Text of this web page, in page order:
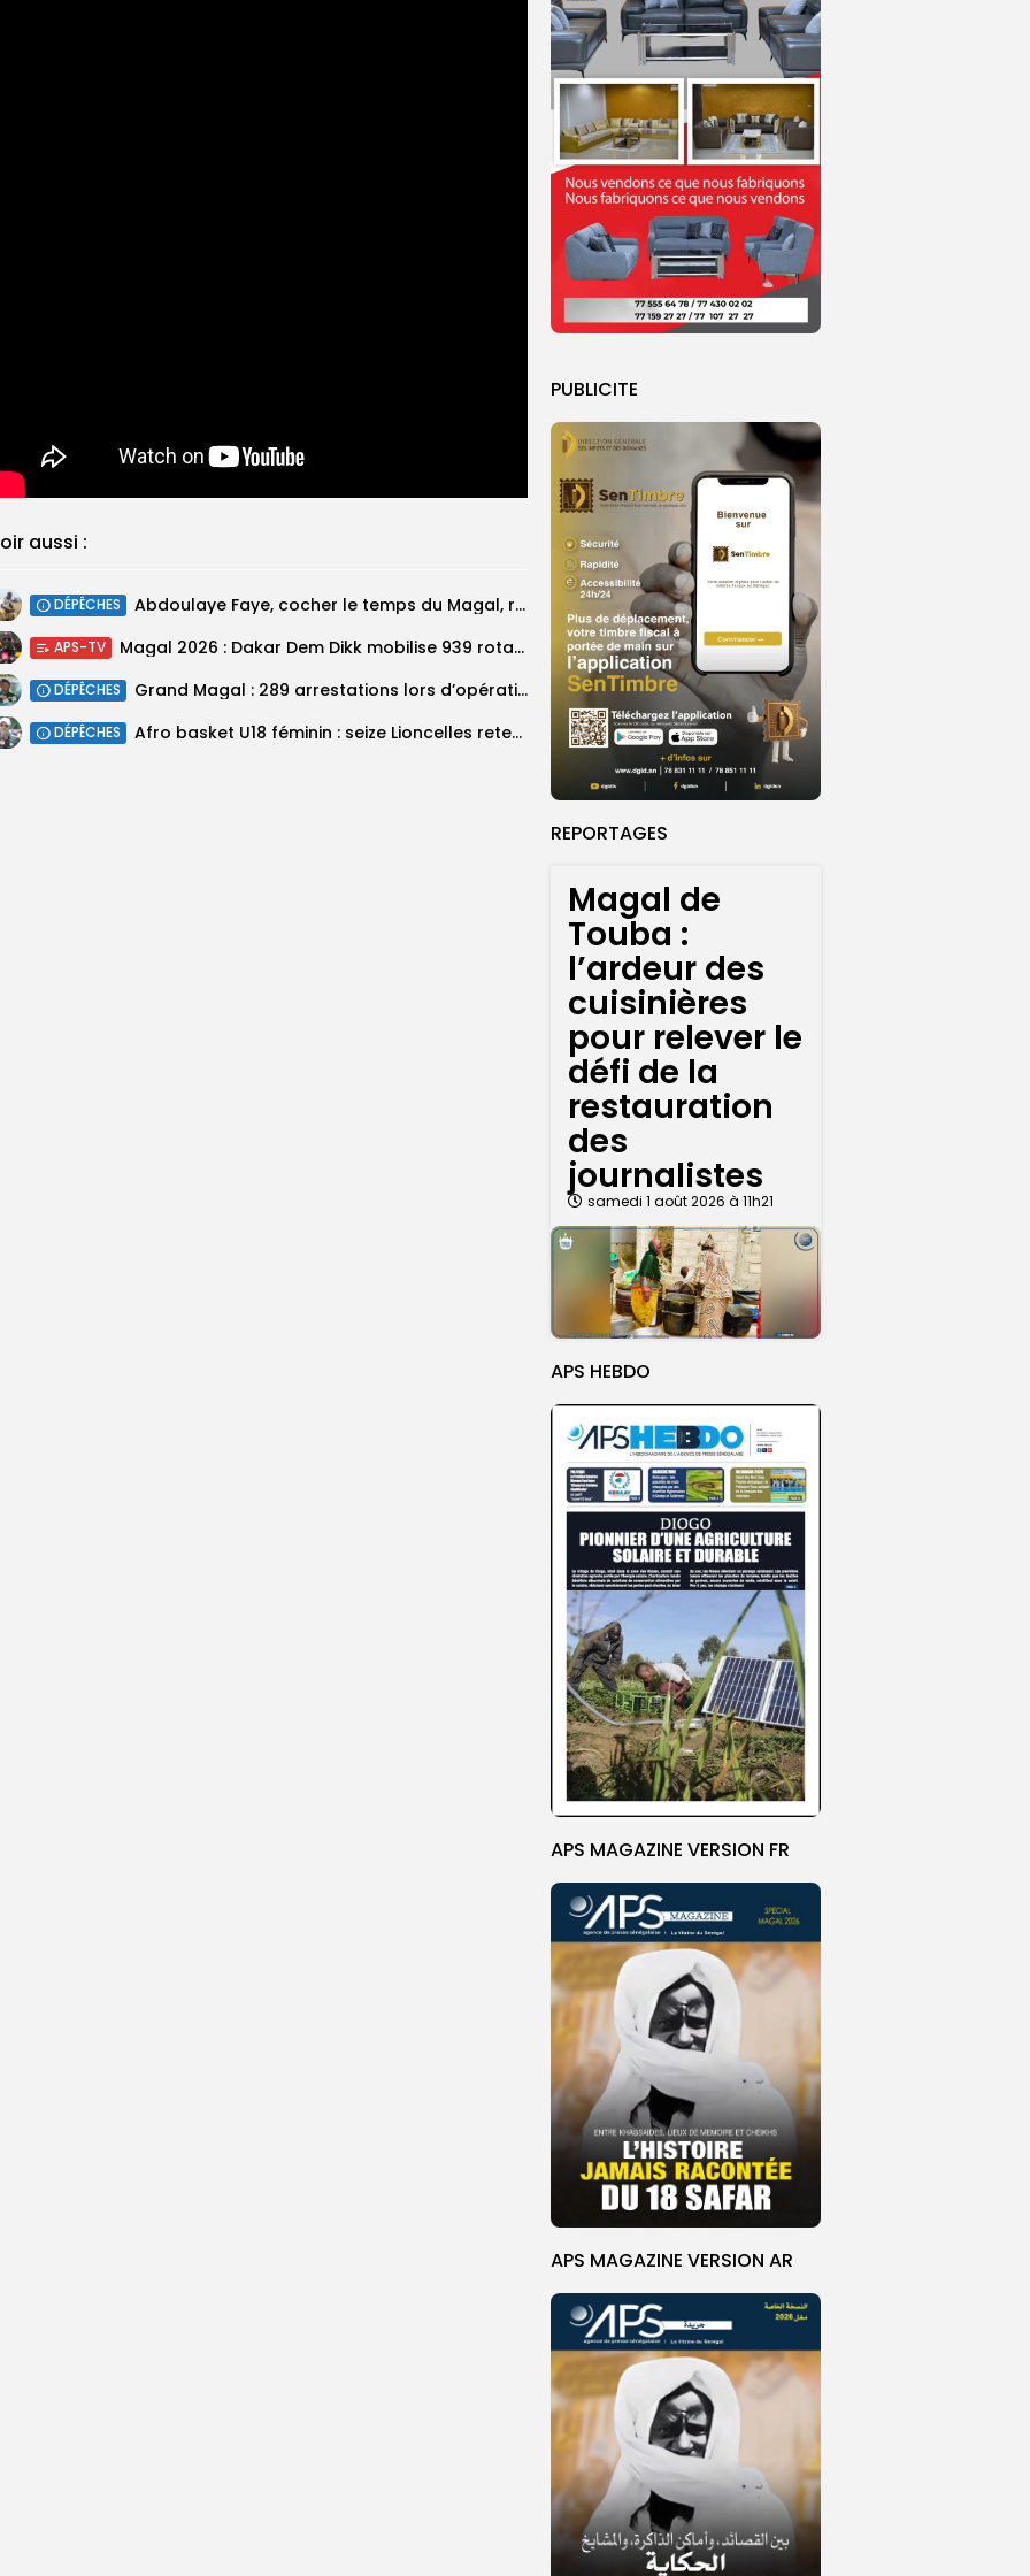
PUBLICITE
REPORTAGES
Magal de
Touba :
l’ardeur des
cuisinières
pour relever le
défi de la
restauration
des
journalistes
samedi 1 août 2026 à 11h21
APS HEBDO
APS MAGAZINE VERSION FR
APS MAGAZINE VERSION AR
aussi :
DÉPÊCHES Abdoulaye Faye, cocher le temps du Magal, rêve d’un lendemain meilleur
APS-TV Magal 2026 : Dakar Dem Dikk mobilise 939 rotations et transporte près...
DÉPÊCHES Grand Magal : 289 arrestations lors d’opérations préventives de sécurisation
DÉPÊCHES ‎Afro basket U18 féminin : seize Lioncelles retenues pour l’étape finale de...